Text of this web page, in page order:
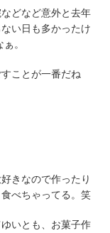
どなど意外と去年
い日も多かったけ
。
ことが一番だね
きなので作ったり
べちゃってる。笑
いとも、お菓子作